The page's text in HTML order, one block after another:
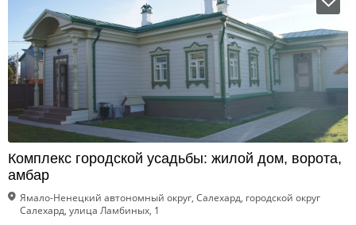
Комплекс городской усадьбы: жилой дом, ворота,
амбар
Ямало-Ненецкий автономный округ, Салехард, городской округ
Салехард, улица Ламбиных, 1